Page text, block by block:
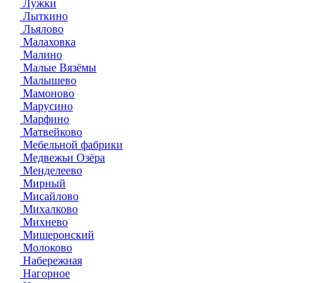
Лужки
Лыткино
Льялово
Малаховка
Малино
Малые Вязёмы
Малышево
Мамоново
Марусино
Марфино
Матвейково
Мебельной фабрики
Медвежьи Озёра
Менделеево
Мирный
Мисайлово
Михалково
Михнево
Мишеронский
Молоково
Набережная
Нагорное